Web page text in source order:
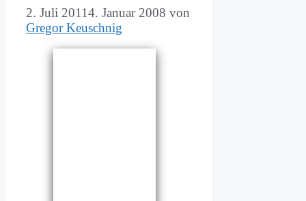
2. Juli 20114. Januar 2008 von
Gregor Keuschnig